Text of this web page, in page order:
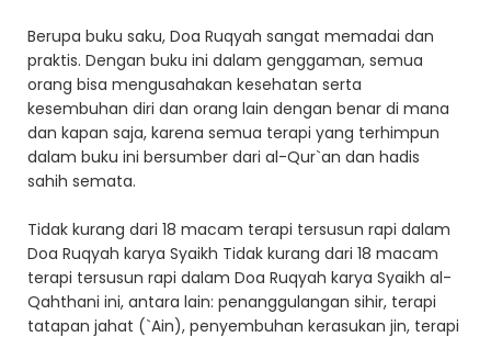
Berupa buku saku, Doa Ruqyah sangat memadai dan
praktis. Dengan buku ini dalam genggaman, semua
orang bisa mengusahakan kesehatan serta
kesembuhan diri dan orang lain dengan benar di mana
dan kapan saja, karena semua terapi yang terhimpun
dalam buku ini bersumber dari al-Qur`an dan hadis
sahih semata.
Tidak kurang dari 18 macam terapi tersusun rapi dalam
Doa Ruqyah karya Syaikh Tidak kurang dari 18 macam
terapi tersusun rapi dalam Doa Ruqyah karya Syaikh al-
Qahthani ini, antara lain: penanggulangan sihir, terapi
tatapan jahat (`Ain), penyembuhan kerasukan jin, terapi